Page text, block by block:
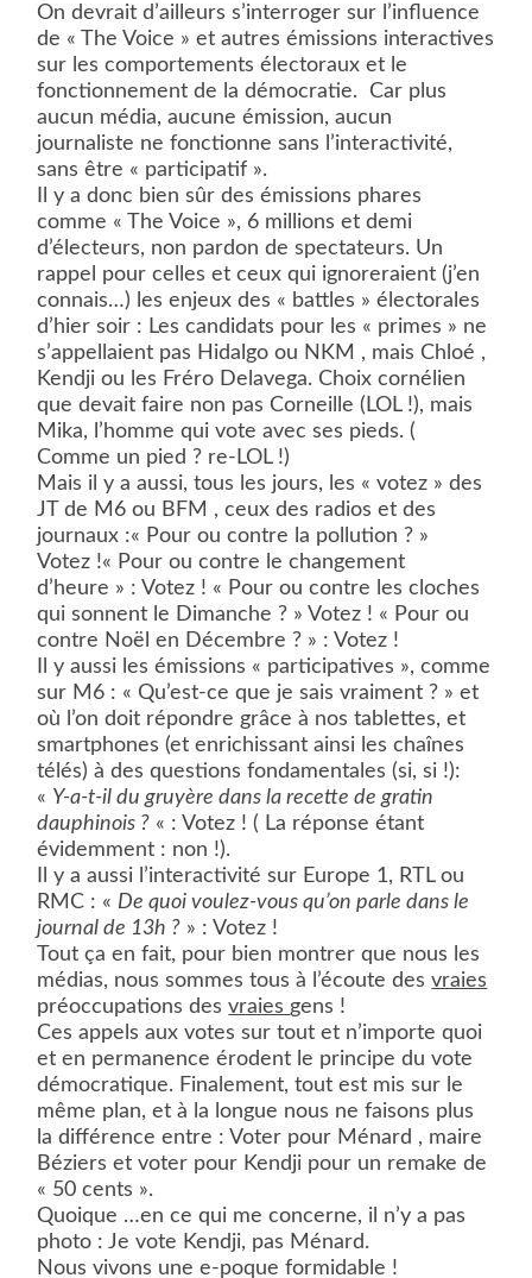
On devrait d’ailleurs s’interroger sur l’influence
de « The Voice » et autres émissions interactives
sur les comportements électoraux et le
fonctionnement de la démocratie.
Car plus
aucun média, aucune émission, aucun
journaliste ne fonctionne sans l’interactivité,
sans être « participatif ».
Il y a donc bien sûr des émissions phares
comme « The Voice », 6 millions et demi
d’électeurs, non pardon de spectateurs. Un
rappel pour celles et ceux qui ignoreraient (j’en
connais…) les enjeux des « battles » électorales
d’hier soir : Les candidats pour les « primes » ne
s’appellaient pas Hidalgo ou NKM , mais Chloé ,
Kendji ou les Fréro Delavega. Choix cornélien
que devait faire non pas Corneille (LOL !), mais
Mika, l’homme qui vote avec ses pieds. (
Comme un pied ? re-LOL !)
Mais il y a aussi, tous les jours, les « votez » des
JT de M6 ou BFM , ceux des radios et des
journaux :« Pour ou contre la pollution ? »
Votez !« Pour ou contre le changement
d’heure » : Votez ! « Pour ou contre les cloches
qui sonnent le Dimanche ? » Votez ! « Pour ou
contre Noël en Décembre ? » : Votez !
Il y aussi les émissions « participatives », comme
sur M6 : « Qu’est-ce que je sais vraiment ? » et
où l’on doit répondre grâce à nos tablettes, et
smartphones (et enrichissant ainsi les chaînes
télés) à des questions fondamentales (si, si !):
« Y-a-t-il du gruyère dans la recette de gratin
dauphinois ? « : Votez ! ( La réponse étant
évidemment : non !).
Il y a aussi l’interactivité sur Europe 1, RTL ou
RMC : « De quoi voulez-vous qu’on parle dans le
journal de 13h ? » : Votez !
Tout ça en fait, pour bien montrer que nous les
médias, nous sommes tous à l’écoute desvraies
préoccupations desvraies gens !
Ces appels aux votes sur tout et n’importe quoi
et en permanence érodent le principe du vote
démocratique. Finalement, tout est mis sur le
même plan, et à la longue nous ne faisons plus
la différence entre : Voter pour Ménard , maire
Béziers et voter pour Kendji pour un remake de
« 50 cents ».
Quoique …en ce qui me concerne, il n’y a pas
photo : Je vote Kendji, pas Ménard.
Nous vivons une e-poque formidable !